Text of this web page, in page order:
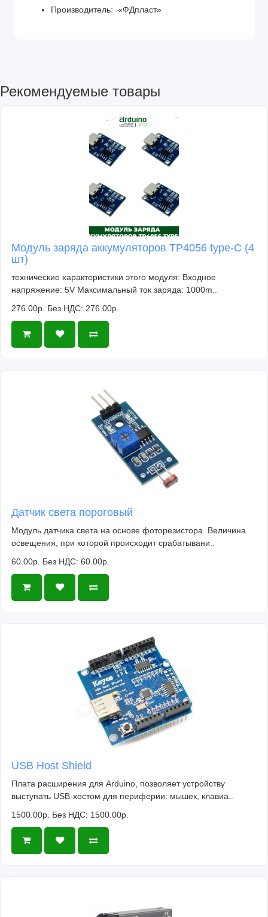
Производитель: «ФДпласт»
Рекомендуемые товары
Модуль заряда аккумуляторов TP4056 type-C (4
шт)
технические характеристики этого модуля: Входное
напряжение: 5V Максимальный ток заряда: 1000m..
276.00р. Без НДС: 276.00р.
Датчик света пороговый
Модуль датчика света на основе фоторезистора. Величина
освещения, при которой происходит срабатывани..
60.00р. Без НДС: 60.00р.
USB Host Shield
Плата расширения для Arduino, позволяет устройству
выступать USB-хостом для периферии: мышек, клавиа..
1500.00р. Без НДС: 1500.00р.